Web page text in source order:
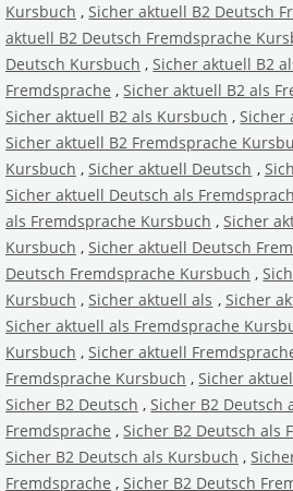
Kursbuch , Sicher aktuell B2 Deutsch
aktuell B2 Deutsch Fremdsprache
Deutsch Kursbuch , Sicher aktuell B2
Fremdsprache , Sicher aktuell B2 als
Sicher aktuell B2 als Kursbuch , Sicher
Sicher aktuell B2 Fremdsprache
Kursbuch , Sicher aktuell Deutsch ,
Sicher aktuell Deutsch als
als Fremdsprache Kursbuch , Sicher
Kursbuch , Sicher aktuell Deutsch
Deutsch Fremdsprache Kursbuch ,
Kursbuch , Sicher aktuell als , Sicher
Sicher aktuell als Fremdsprache
Kursbuch , Sicher aktuell
Fremdsprache Kursbuch , Sicher
Sicher B2 Deutsch , Sicher B2 Deutsch
Fremdsprache , Sicher B2 Deutsch als
Sicher B2 Deutsch als Kursbuch ,
Fremdsprache , Sicher B2 Deutsch